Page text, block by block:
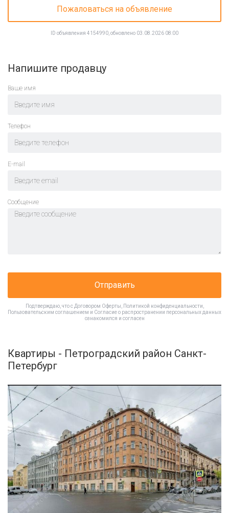
Пожаловаться на объявление
ID объявления 4154990, обновлено 03.08.2026 08:00
Напишите продавцу
Ваше имя
Телефон
E-mail
Cообщение
Отправить
Подтверждаю, что с Договором Оферты Политикой конфиденциальности
Пользовательским соглашением и Согласие о распространении персональных данных
ознакомился и согласен
Квартиры - Петроградский район Санкт-
Петербург